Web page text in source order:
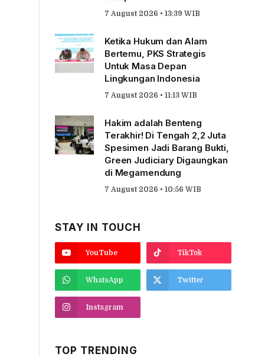
7 August 2026 • 13:39 WIB
Ketika Hukum dan Alam
Bertemu, PKS Strategis
Untuk Masa Depan
Lingkungan Indonesia
7 August 2026 • 11:13 WIB
Hakim adalah Benteng
Terakhir! Di Tengah 2,2 Juta
Spesimen Jadi Barang Bukti,
Green Judiciary Digaungkan
di Megamendung
7 August 2026 • 10:56 WIB
STAY IN TOUCH
YouTube TikTok
WhatsApp Twitter
Instagram
TOP TRENDING